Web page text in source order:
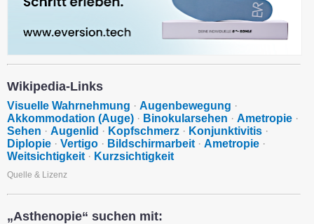
Wikipedia-Links
Visuelle Wahrnehmung · Augenbewegung ·
Akkommodation (Auge) · Binokularsehen · Ametropie ·
Sehen · Augenlid · Kopfschmerz · Konjunktivitis ·
Diplopie · Vertigo · Bildschirmarbeit · Ametropie ·
Weitsichtigkeit · Kurzsichtigkeit
Quelle & Lizenz
„Asthenopie“ suchen mit: